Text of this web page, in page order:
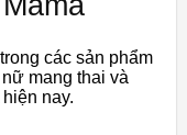
các sản phẩm
mang thai và
nay.